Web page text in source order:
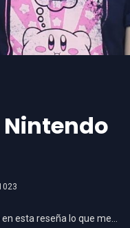
Nintendo
esta reseña lo que me…